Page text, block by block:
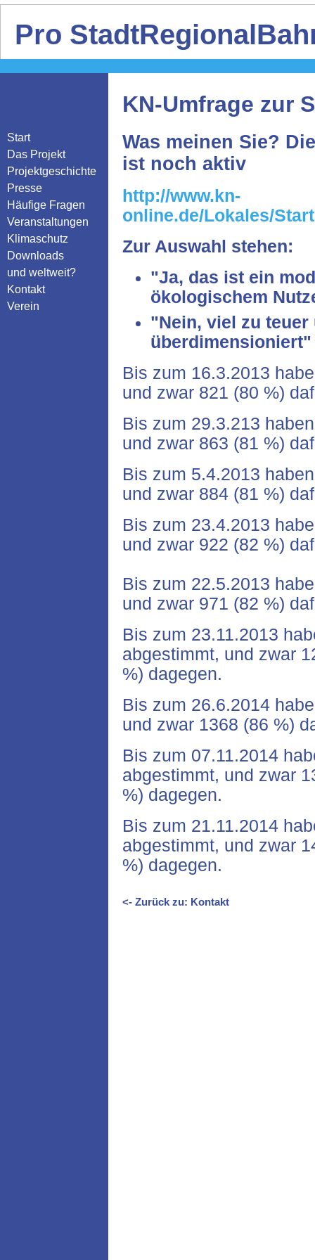
Pro
Start
Das Projekt
Projektgeschichte
Presse
Häufige Fragen
Veranstaltungen
Klimaschutz
Downloads
und weltweit?
Kontakt
Verein
KN-Umfrage zur
Was meinen Sie?
ist noch aktiv
http://www.kn-
online.de/Lokales/
Zur Auswahl stehen:
"Ja, das ist ein
ökologischem
"Nein, viel zu
überdimensioniert"
Bis zum 16.3.2013
und zwar 821 (80 %)
Bis zum 29.3.213
und zwar 863 (81 %)
Bis zum 5.4.2013
und zwar 884 (81 %)
Bis zum 23.4.2013
und zwar 922 (82 %)
Bis zum 22.5.2013
und zwar 971 (82 %)
Bis zum 23.11.2013
abgestimmt, und zwar
%) dagegen.
Bis zum 26.6.2014
und zwar 1368 (86 %)
Bis zum 07.11.2014
abgestimmt, und zwar
%) dagegen.
Bis zum 21.11.2014
abgestimmt, und zwar
%) dagegen.
<- Zurück zu: Kontakt